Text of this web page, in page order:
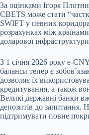
За оцінками Ігоря
CBETS може стати
SWIFT у певних
розрахунках між
доларової
З 1 січня 2026 року e-
баланси тепер є
дозволяє їх
кредитування, а також
Великі державні банки
депозитів до запитання.
підтримувати повне